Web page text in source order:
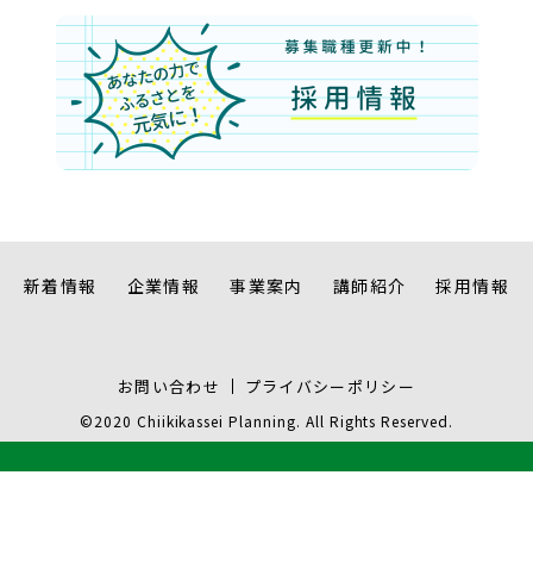
新着情報 企業情報 事業案内 講師紹介 採用情報
お問い合わせ プライバシーポリシー
©2020 Chiikikassei Planning. All Rights Reserved.